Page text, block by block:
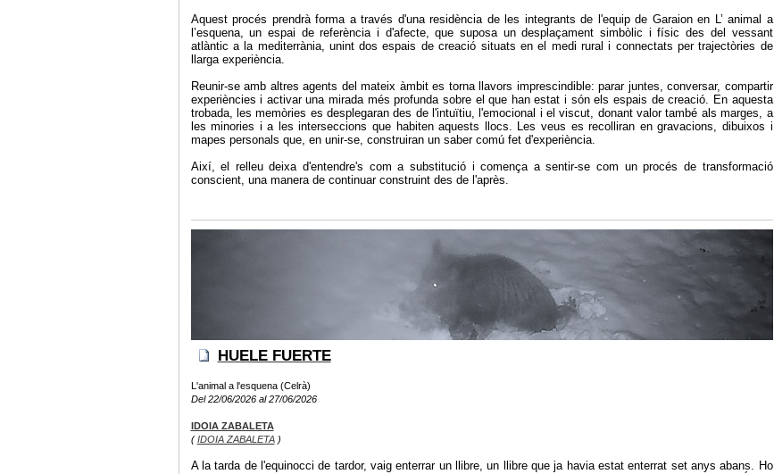
Aquest procés prendrà forma a través d'una residència de les integrants de l'equip de Garaion en L’ animal a
l’esquena, un espai de referència i d'afecte, que suposa un desplaçament simbòlic i físic des del vessant
atlàntic a la mediterrània, unint dos espais de creació situats en el medi rural i connectats per trajectòries de
llarga experiència.
Reunir-se amb altres agents del mateix àmbit es torna llavors imprescindible: parar juntes, conversar, compartir
experiències i activar una mirada més profunda sobre el que han estat i són els espais de creació. En aquesta
trobada, les memòries es desplegaran des de l'intuïtiu, l'emocional i el viscut, donant valor també als marges, a
les minories i a les interseccions que habiten aquests llocs. Les veus es recolliran en gravacions, dibuixos i
mapes personals que, en unir-se, construiran un saber comú fet d'experiència.
Així, el relleu deixa d'entendre's com a substitució i comença a sentir-se com un procés de transformació
conscient, una manera de continuar construint des de l'après.
HUELE FUERTE
L'animal a l'esquena (Celrà)
Del 22/06/2026 al 27/06/2026
IDOIA ZABALETA
(IDOIA ZABALETA)
A la tarda de l'equinocci de tardor, vaig enterrar un llibre, un llibre que ja havia estat enterrat set anys abans. Ho